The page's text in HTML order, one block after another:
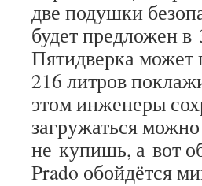
две подушки
будет предложен
Пятидверка
216 литров
этом инженеры
загружаться
не купишь, а вот
Prado обойдётся